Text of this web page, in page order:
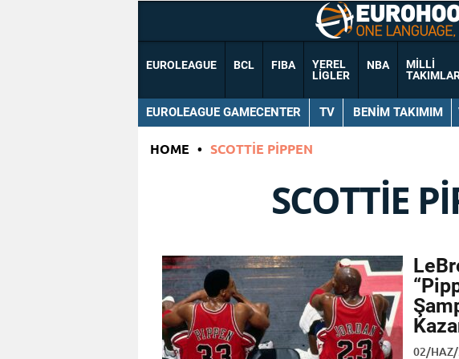
EUROLEAGUE BCL FIBA
YEREL
LIGLER
NBA
MILLI
EUROLEAGUE GAMECENTER TV BENIM TAKIMIM
HOME • SCOTTIE PIPPEN
SCOTTIE
02/